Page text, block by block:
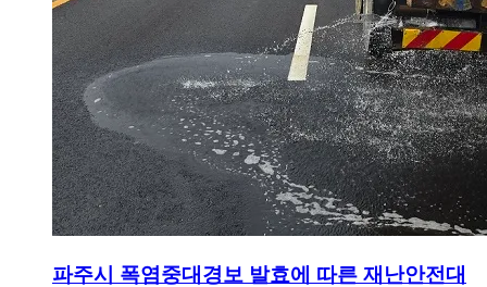
파주시 폭염중대경보 발효에 따른 재난안전대